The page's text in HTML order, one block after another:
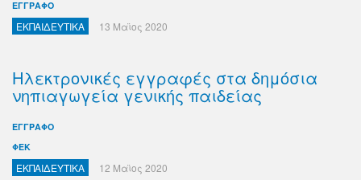
ΕΓΓΡΑΦΟ
ΕΚΠΑΙΔΕΥΤΙΚΑ 13 Μαϊος 2020
Ηλεκτρονικές εγγραφές στα δημόσια
νηπιαγωγεία γενικής παιδείας
ΕΓΓΡΑΦΟ
ΦΕΚ
ΕΚΠΑΙΔΕΥΤΙΚΑ 12 Μαϊος 2020